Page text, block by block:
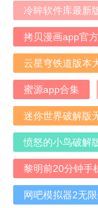
冷眸软件库最新
拷贝漫画app官
云星穹铁道版本
蜜源app合集
迷你世界破解版
愤怒的小鸟破解
黎明前20分钟手
网吧模拟器2无